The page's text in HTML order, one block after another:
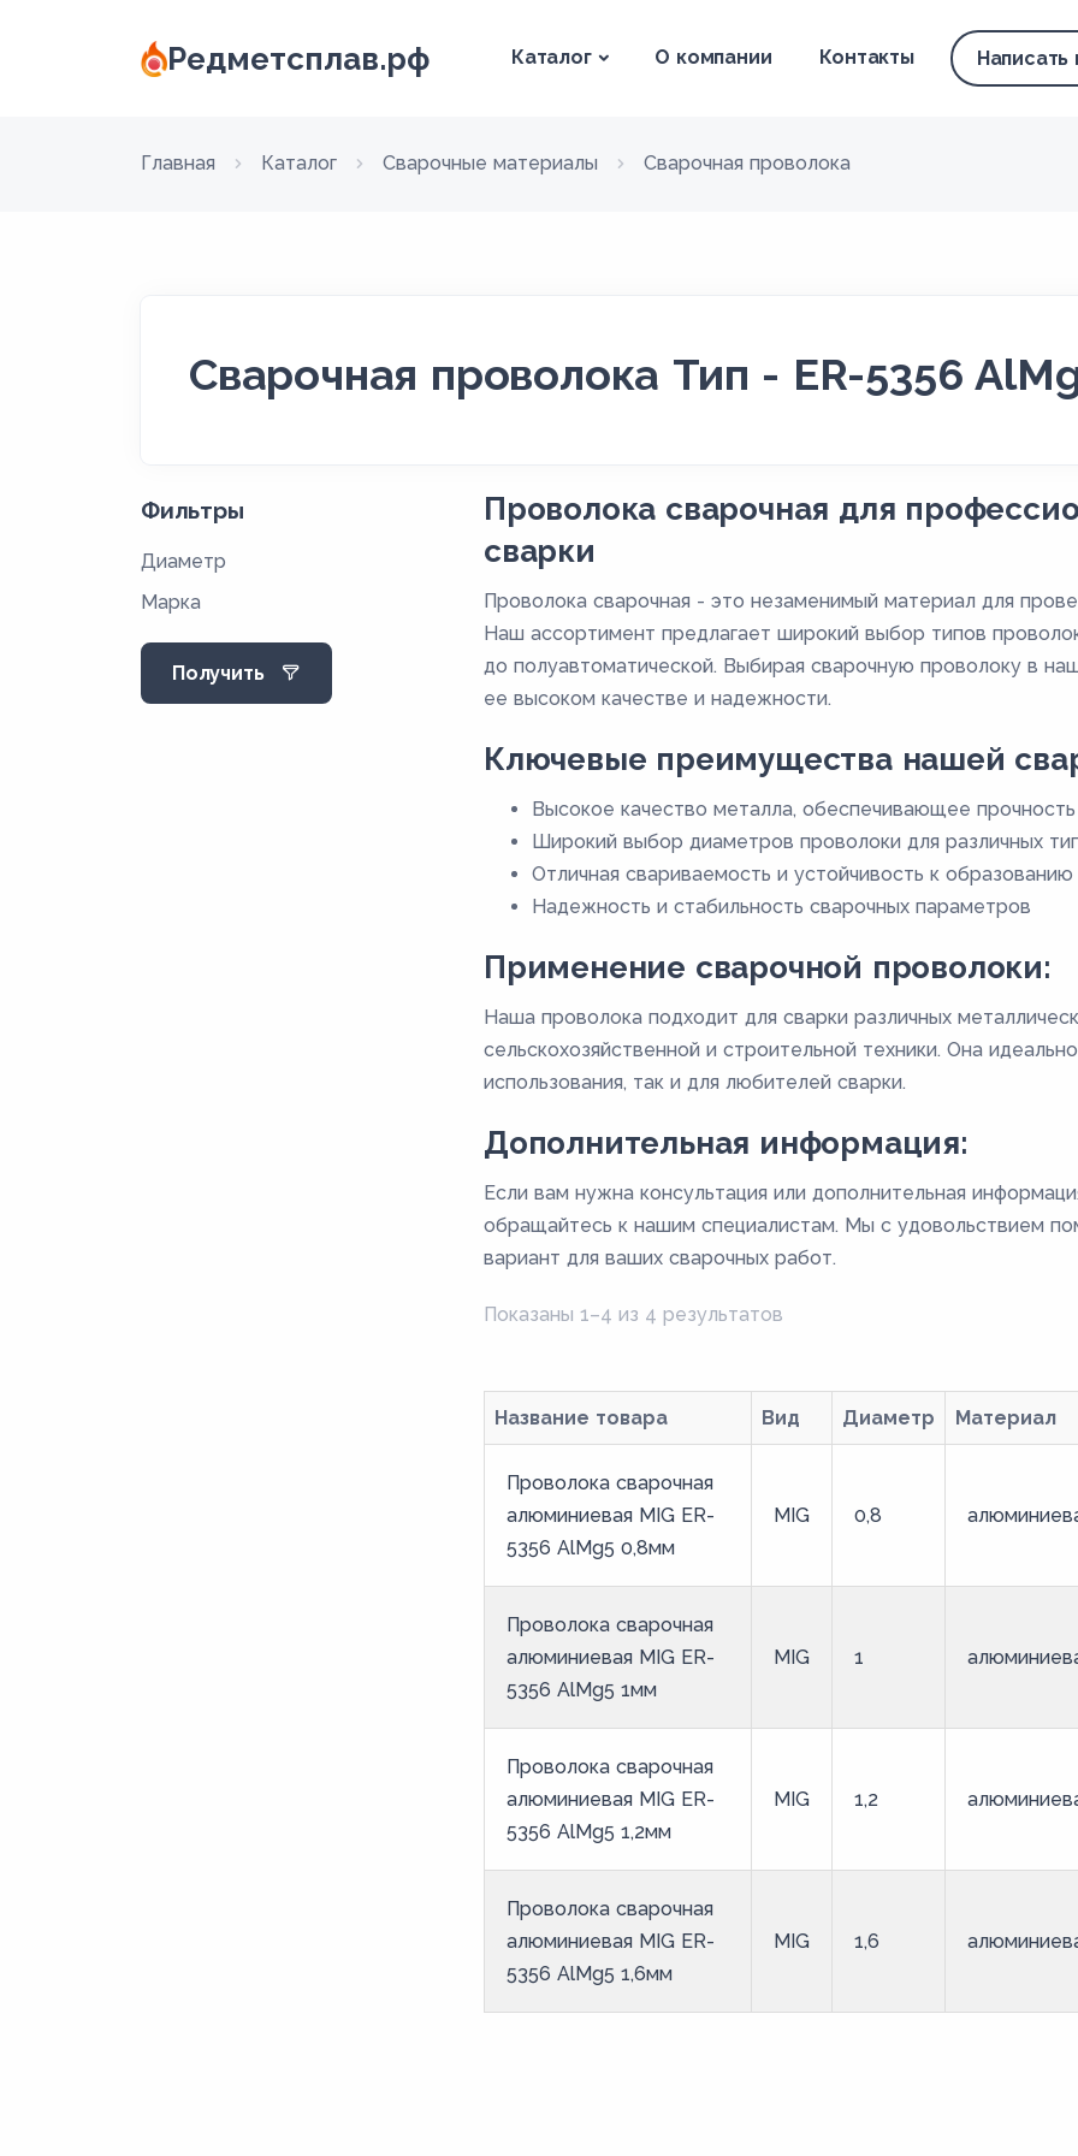
Редметсплав.рф Каталог О компании Контакты Написать
Главная Каталог Сварочные материалы Сварочная проволока
Сварочная проволока Тип - ER-5356
Фильтры
Диаметр
Марка
Получить
Проволока сварочная для
сварки
Проволока сварочная - это незаменимый материал для
Наш ассортимент предлагает широкий выбор типов
до полуавтоматической. Выбирая сварочную проволоку в
ее высоком качестве и надежности.
Ключевые преимущества нашей
Высокое качество металла, обеспечивающее
Широкий выбор диаметров проволоки для различных
Отличная свариваемость и устойчивость к
Надежность и стабильность сварочных параметров
Применение сварочной проволоки:
Наша проволока подходит для сварки различных
сельскохозяйственной и строительной техники. Она
использования, так и для любителей сварки.
Дополнительная информация:
Если вам нужна консультация или дополнительная
обращайтесь к нашим специалистам. Мы с удовольствием
вариант для ваших сварочных работ.
Показаны 1–4 из 4 результатов
Название товара Вид Диаметр Материал
Проволока сварочная
алюминиевая MIG ER-
5356 AlMg5 0,8мм
MIG 0,8
Проволока сварочная
алюминиевая MIG ER-
5356 AlMg5 1мм
MIG 1
Проволока сварочная
алюминиевая MIG ER-
5356 AlMg5 1,2мм
MIG 1,2
Проволока сварочная
алюминиевая MIG ER-
5356 AlMg5 1,6мм
MIG 1,6